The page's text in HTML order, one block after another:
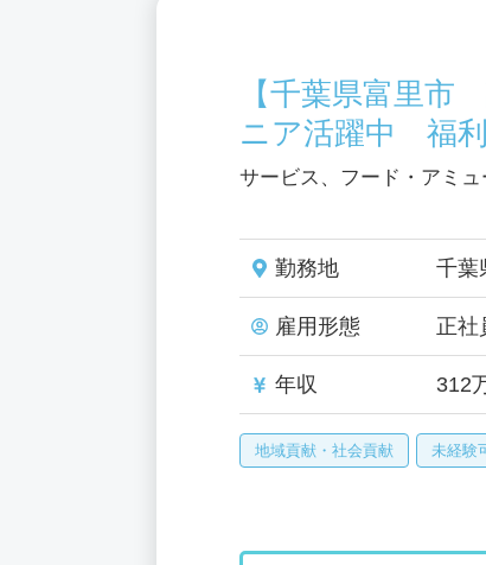
【千葉県富里
ニア活躍中 福
サービス、フード・アミ
勤務地 千葉
雇用形態 正社
年収 312
地域貢献・社会貢献 未経験